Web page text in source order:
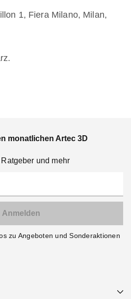
1, Fiera Milano, Milan,
monatlichen Artec 3D
und mehr
zu Angeboten und Sonderaktionen